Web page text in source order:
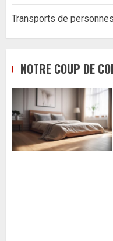
Transports de personnes
NOTRE COUP DE